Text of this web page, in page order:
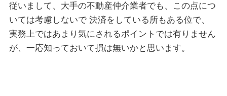
従いまして、大手の不動産仲介業者でも、この点につ
いては考慮しないで 決済をしている所もある位で、
実務上ではあまり気にされるポイントでは有りません
が、一応知っておいて損は無いかと思います。